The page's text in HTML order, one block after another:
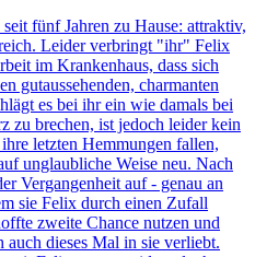
fünf Jahren zu Hause: attraktiv,
Leider verbringt "ihr" Felix
im Krankenhaus, dass sich
gutaussehenden, charmanten
es bei ihr ein wie damals bei
zu brechen, ist jedoch leider kein
letzten Hemmungen fallen,
unglaubliche Weise neu. Nach
Vergangenheit auf - genau an
sie Felix durch einen Zufall
zweite Chance nutzen und
dieses Mal in sie verliebt.